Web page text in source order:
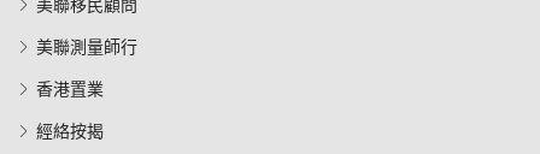
美聯移民顧問
美聯測量師行
香港置業
經絡按揭